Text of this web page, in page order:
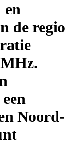
en
de regio
Noord-